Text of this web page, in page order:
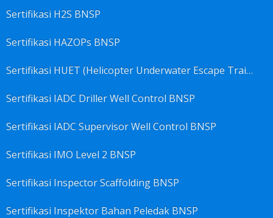
Sertifikasi H2S BNSP
Sertifikasi HAZOPs BNSP
Sertifikasi HUET (Helicopter Underwater Escape Training) BNSP
Sertifikasi IADC Driller Well Control BNSP
Sertifikasi IADC Supervisor Well Control BNSP
Sertifikasi IMO Level 2 BNSP
Sertifikasi Inspector Scaffolding BNSP
Sertifikasi Inspektor Bahan Peledak BNSP